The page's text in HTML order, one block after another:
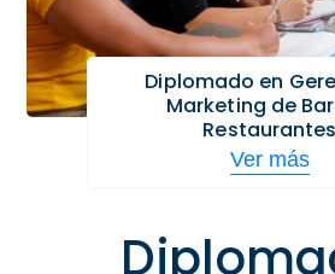
Diplomado en
Marketing de
Restaurantes
Ver más